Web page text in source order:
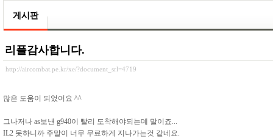
게시판
리플감사합니다.
http://aircombat.pe.kr/xe/?document_srl=4719
많은 도움이 되었어요 ^^
그나저나 as보낸 g940이 빨리 도착해야되는데 말이죠...
IL2 못하니까 주말이 너무 무료하게 지나가는것 같네요.